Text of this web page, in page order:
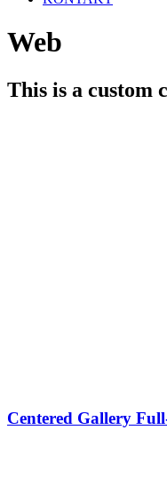
Web
This is a custom
Centered Gallery